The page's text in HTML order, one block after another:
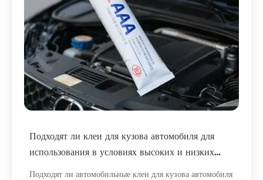
Подходят ли клеи для кузова автомобиля для
использования в условиях высоких и низких
Подходят ли автомобильные клеи для кузова автомобиля
WhatsApp